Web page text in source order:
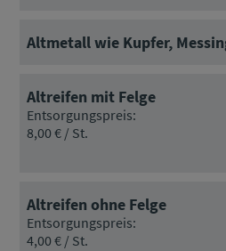
Altmetall wie Kupfer,
Altreifen mit Felge
Entsorgungspreis:
8,00 € / St.
Altreifen ohne Felge
Entsorgungspreis:
4,00 € / St.